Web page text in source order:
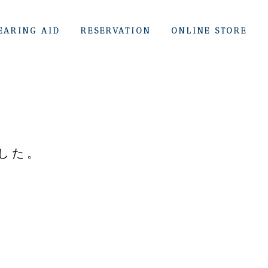
AID RESERVATION ONLINE STORE
た。